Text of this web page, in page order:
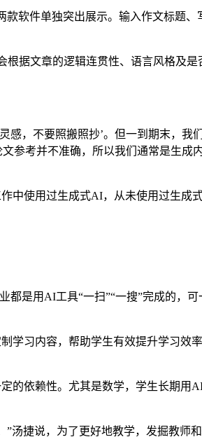
软件单独突出展示。输入作文标题、
据文章的逻辑连贯性、语言风格及是
，不要照搬照抄’。但一到期末，我
参考并不准确，所以我们通常是生成
使用过生成式AI，从未使用过生成
是用AI工具“一扫”“一搜”完成的，可
习内容，帮助学生有效提升学习效
依赖性。尤其是数学，学生长期用
捷说，为了更好地教学，发掘教师